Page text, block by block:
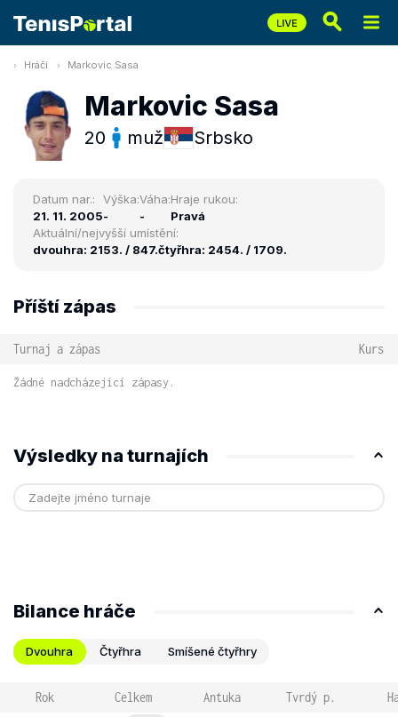
Hráči Markovic Sasa
Markovic Sasa
20 muž Srbsko
Datum nar.:
21. 11. 2005
Výška:
-
Váha:
-
Hraje rukou:
Pravá
Aktuální/nejvyšší umístění:
dvouhra: 2153. / 847.čtyřhra: 2454. / 1709.
Příští zápas
Turnaj a zápas Kurs
Žádné nadcházející zápasy.
Výsledky na turnajích
Bilance hráče
Dvouhra Čtyřhra Smíšené čtyřhry
Rok Celkem Antuka Tvrdý p.